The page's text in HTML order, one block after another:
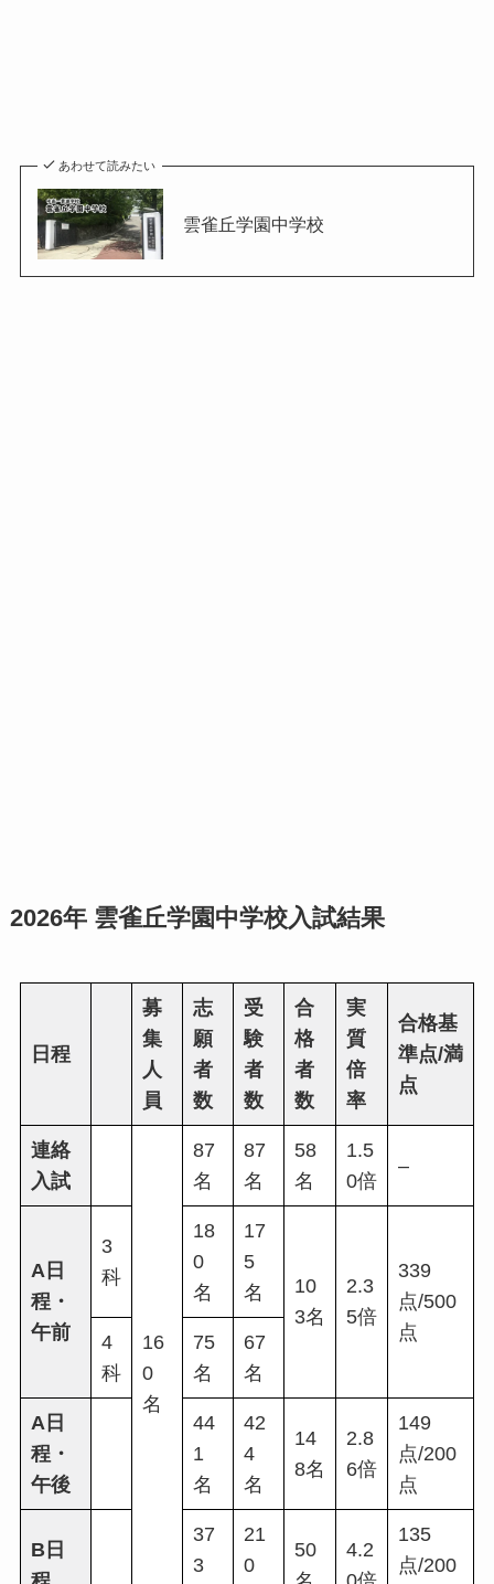
あわせて読みたい
雲雀丘学園中学校
2026年 雲雀丘学園中学校入試結果
日程
募
集
人
員
志
願
者
数
受
験
者
数
合
格
者
数
実
質
倍
率
合格基
準点/満
点
連絡
入試
16
0
名
87
名
87
名
58
名
1.5
0倍
–
A日
程・
午前
3
科
18
0
名
17
5
名
10
3名
2.3
5倍
339
点/500
点
4
科
75
名
67
名
A日
程・
午後
44
1
名
42
4
名
14
8名
2.8
6倍
149
点/200
点
B日
37
3
21
0
50
4.2
135
点/200